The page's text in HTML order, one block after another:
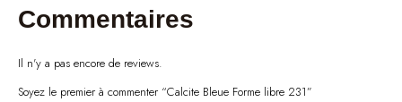
Commentaires
Il n'y a pas encore de reviews.
Soyez le premier à commenter “Calcite Bleue Forme libre 231”